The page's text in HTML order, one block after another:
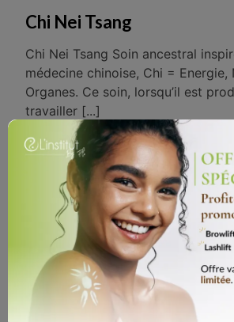
Chi Nei Tsang
Chi Nei Tsang Soin ancestral
médecine chinoise, Chi = Energie,
Organes. Ce soin, lorsqu’il est
travailler [...]
En savoir plus
Contact L’institut by
Adresse